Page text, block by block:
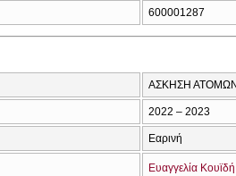
600001287
ΑΣΚΗΣΗ
2022 – 2023
Εαρινή
Ευαγγελία Κουϊδή